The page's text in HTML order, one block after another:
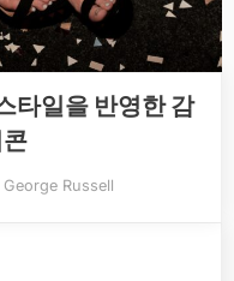
타일을 반영한 감
By
George Russell